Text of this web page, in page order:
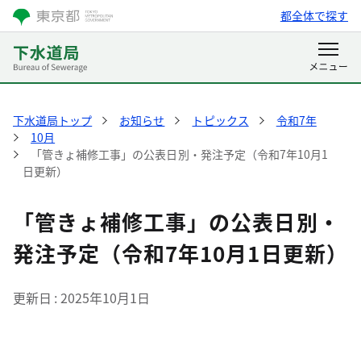
都全体で探す
下水道局トップ お知らせ トピックス
令和7年
10月
「管きょ補修工事」の公表日別・発注予定（令和7年10月1
日更新）
「管きょ補修工事」の公表日別・
発注予定（令和7年10月1日更新）
更新日 2025年10月1日